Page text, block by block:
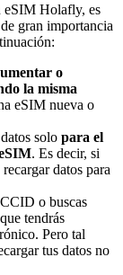
eSIM Holafly, es
gran importancia
o
la misma
eSIM nueva o
solo para el
. Es decir, si
datos para
o buscas
tendrás
Pero tal
tus datos no